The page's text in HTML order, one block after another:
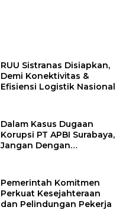
RUU Sistranas Disiapkan,
Demi Konektivitas &
Efisiensi Logistik Nasional
Dalam Kasus Dugaan
Korupsi PT APBI Surabaya,
Jangan Dengan
Pemerintah Komitmen
Perkuat Kesejahteraan
dan Pelindungan Pekerja